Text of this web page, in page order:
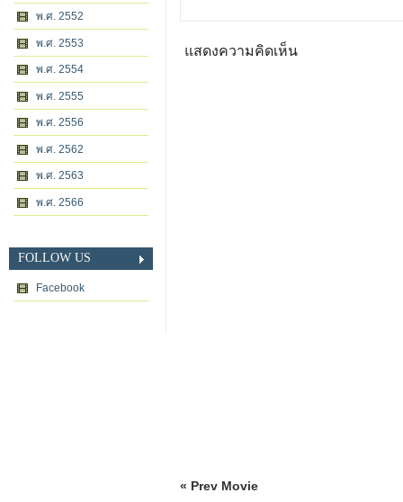
พ.ศ. 2552
พ.ศ. 2553
พ.ศ. 2554
พ.ศ. 2555
พ.ศ. 2556
พ.ศ. 2562
พ.ศ. 2563
พ.ศ. 2566
FOLLOW US
Facebook
แสดงความคิดเห็น
« Prev Movie